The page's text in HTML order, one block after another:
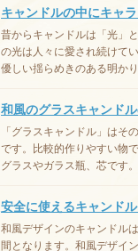
キャンドルの中にキャ
昔からキャンドルは「光」
の光は人々に愛され続けて
優しい揺らめきのある明かり
和風のグラスキャンド
「グラスキャンドル」はそ
です。比較的作りやすい物
グラスやガラス瓶、芯です。
安全に使えるキャンド
和風デザインのキャンドル
間となります。和風デザイ